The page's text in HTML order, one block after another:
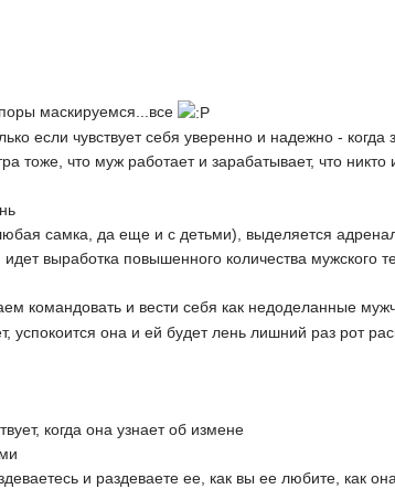
маскируемся...все
если чувствует себя уверенно и надежно - когда
тоже, что муж работает и зарабатывает, что никто
самка, да еще и с детьми), выделяется
выработка повышенного количества мужского
командовать и вести себя как недоделанные
она и ей будет лень лишний раз рот
когда она узнает об измене
и раздеваете ее, как вы ее любите, как